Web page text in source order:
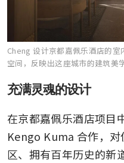
Cheng 设计京都嘉佩乐酒店的
空间，反映出这座城市的建筑美
充满灵魂的设计
在京都嘉佩乐酒店项目
Kengo Kuma 合作，
区、拥有百年历史的新